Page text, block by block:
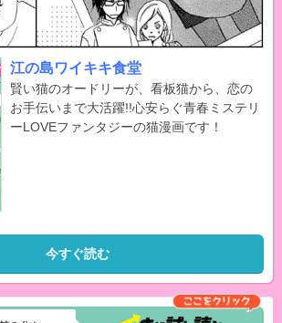
江の島ワイキキ食堂
賢い猫のオードリーが、看板猫から、恋の
お手伝いまで大活躍!!心安らぐ青春ミステリ
ーLOVEファンタジーの猫漫画です！
今すぐ読む